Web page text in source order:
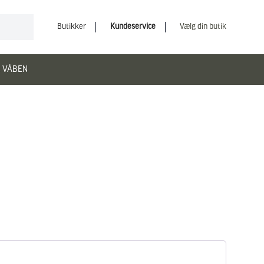
Butikker Kundeservice Vælg din butik
VÅBEN